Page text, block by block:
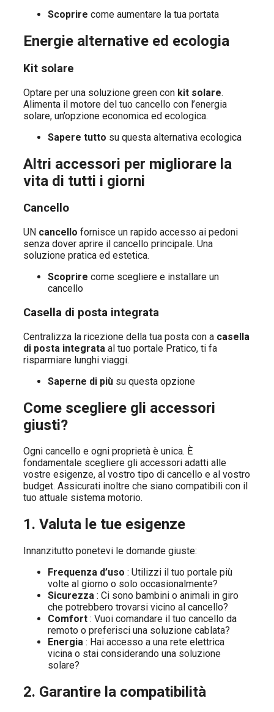
Scoprire come aumentare la tua portata
Energie alternative ed ecologia
Kit solare
Optare per una soluzione green con kit solare.
Alimenta il motore del tuo cancello con l’energia
solare, un’opzione economica ed ecologica.
Sapere tutto su questa alternativa ecologica
Altri accessori per migliorare la
vita di tutti i giorni
Cancello
UN cancello fornisce un rapido accesso ai pedoni
senza dover aprire il cancello principale. Una
soluzione pratica ed estetica.
Scoprire come scegliere e installare un
cancello
Casella di posta integrata
Centralizza la ricezione della tua posta con a casella
di posta integrata al tuo portale Pratico, ti fa
risparmiare lunghi viaggi.
Saperne di più su questa opzione
Come scegliere gli accessori
giusti?
Ogni cancello e ogni proprietà è unica. È
fondamentale scegliere gli accessori adatti alle
vostre esigenze, al vostro tipo di cancello e al vostro
budget. Assicurati inoltre che siano compatibili con il
tuo attuale sistema motorio.
1. Valuta le tue esigenze
Innanzitutto ponetevi le domande giuste:
Frequenza d’uso : Utilizzi il tuo portale più
volte al giorno o solo occasionalmente?
Sicurezza : Ci sono bambini o animali in giro
che potrebbero trovarsi vicino al cancello?
Comfort : Vuoi comandare il tuo cancello da
remoto o preferisci una soluzione cablata?
Energia : Hai accesso a una rete elettrica
vicina o stai considerando una soluzione
solare?
2. Garantire la compatibilità